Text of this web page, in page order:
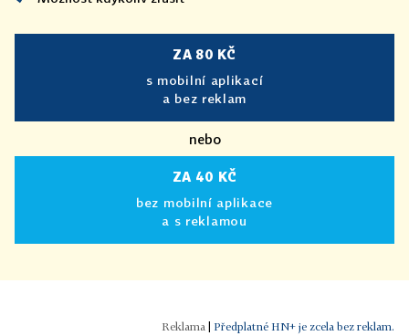
ZA 80 KČ
s mobilní aplikací
a bez reklam
nebo
ZA 40 KČ
bez mobilní aplikace
a s reklamou
Předplatné HN+ je zcela bez reklam.